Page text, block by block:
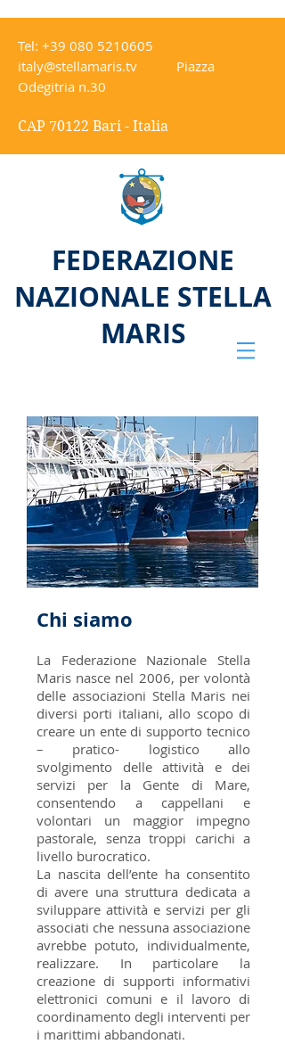
Tel: +39 080 5210605
italy@stellamaris.tv Piazza
Odegitria n.30
CAP 70122 Bari - Italia
FEDERAZIONE
NAZIONALE STELLA
MARIS
Chi siamo
La Federazione Nazionale Stella
Maris nasce nel 2006, per volontà
delle associazioni Stella Maris nei
diversi porti italiani, allo scopo di
creare un ente di supporto tecnico
– pratico- logistico allo
svolgimento delle attività e dei
servizi per la Gente di Mare,
consentendo a cappellani e
volontari un maggior impegno
pastorale, senza troppi carichi a
livello burocratico.
La nascita dell’ente ha consentito
di avere una struttura dedicata a
sviluppare attività e servizi per gli
associati che nessuna associazione
avrebbe potuto, individualmente,
realizzare. In particolare la
creazione di supporti informativi
elettronici comuni e il lavoro di
coordinamento degli interventi per
i marittimi abbandonati.